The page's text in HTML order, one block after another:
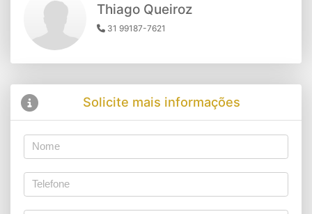
Thiago Queiroz
31 99187-7621
Solicite mais informações